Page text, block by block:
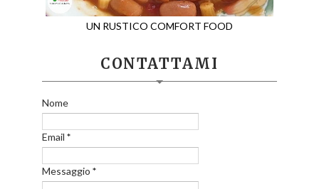
UN RUSTICO COMFORT FOOD
CONTATTAMI
Nome
Email *
Messaggio *